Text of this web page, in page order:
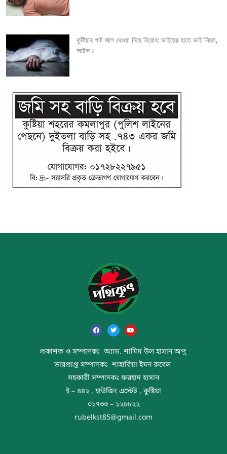
n
কুষ্টিয়ায় পাট জাগ দেওয়া নিয়ে বিরোধ: ভাইয়ের হাতে ভাই নিহত,
আটক ১
প্রকাশক ও সম্পাদকঃ অ্যাড. শামিম উল হাসান অপু
ভারপ্রাপ্ত সম্পাদকঃ শাহারিয়া ইমন রুবেল
সহকারী সম্পাদকঃ ফরহাদ হাসান
ই – ৪৪২ , হাউজিং এস্টেট , কুষ্টিয়া
০১৭৩৩ – ১২৮৮২২
rubelkst85@gmail.com